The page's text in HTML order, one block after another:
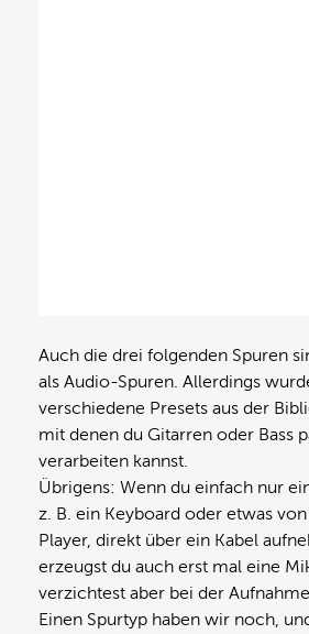
Auch die drei folgenden Spuren
als Audio-Spuren. Allerdings
verschiedene Presets aus der
mit denen du Gitarren oder Bass
verarbeiten kannst.
Übrigens: Wenn du einfach nur
z. B. ein Keyboard oder etwas
Player, direkt über ein Kabel
erzeugst du auch erst mal eine
verzichtest aber bei der
Einen Spurtyp haben wir noch,